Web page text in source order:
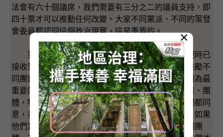
法會有六十個議席，我們需要有三分之二的議員支持，即
四十票才可以推動任何改變。大家不同黨派、不同的策發
會委員都認同這個政治現實，這是重要的。
第三方面，我們今日發這份文件，開列了我們現時已
接收到個別落實普選行政長官方案的建議，我們也鼓勵不
同團體、不同人士提出他們認為可行的具體方案。因為最
重要的是找一個方案、一套建議，是社會上各個政黨、團
體，特別是立法會內有投票權功能組別的代表，他們都同
意，我們才有機會取得三分之二大多數議員的支持。如果
他們當中整體都支持的話，在立法會外，社會上不同團
×